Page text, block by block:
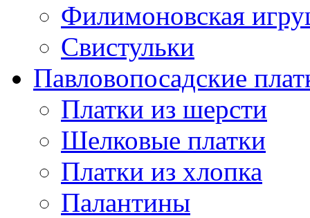
Филимоновская
Свистульки
Павловопосадские
Платки из шерсти
Шелковые платки
Платки из хлопка
Палантины